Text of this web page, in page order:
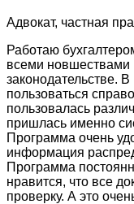
Адвокат, частная
Работаю
всеми новшествами
законодательстве.
пользоваться
пользовалась
пришлась именно
Программа очень
информация
Программа
нравится, что все
проверку. А это